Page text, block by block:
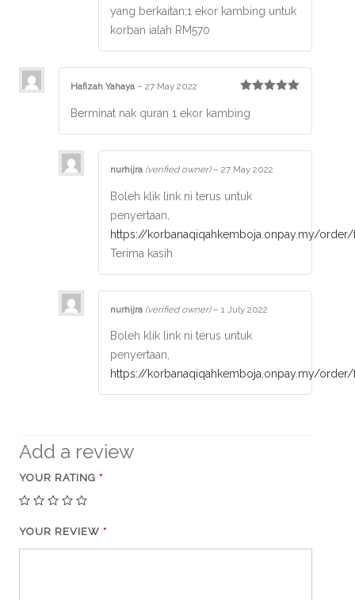
yang berkaitan;1 ekor kambing untuk
korban ialah RM570
of 5
Hafizah Yahaya – 27 May 2022
Berminat nak quran 1 ekor kambing
nurhijra (verified owner) – 27 May 2022
Boleh klik link ni terus untuk
penyertaan,
https://korbanaqiqahkemboja.onpay.my/
Terima kasih
nurhijra (verified owner) – 1 July 2022
Boleh klik link ni terus untuk
penyertaan,
https://korbanaqiqahkemboja.onpay.my/
Add a review
YOUR RATING *
YOUR REVIEW *